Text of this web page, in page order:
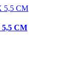
CM